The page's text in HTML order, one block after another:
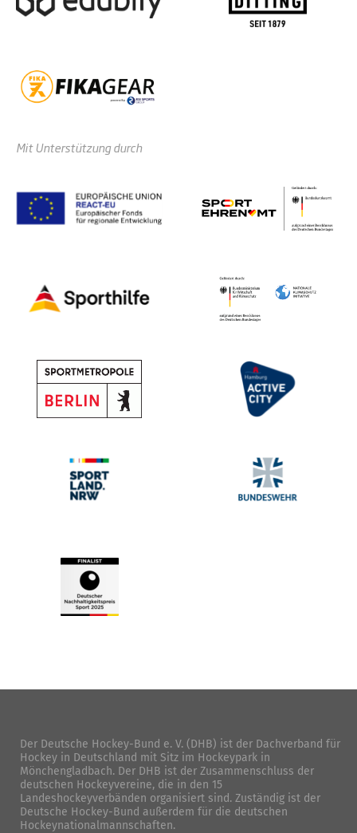
Mit Unterstützung durch
Der Deutsche Hockey-Bund e. V. (DHB) ist der Dachverband für
Hockey in Deutschland mit Sitz im Hockeypark in
Mönchengladbach. Der DHB ist der Zusammenschluss der
deutschen Hockeyvereine, die in den 15
Landeshockeyverbänden organisiert sind. Zuständig ist der
Deutsche Hockey-Bund außerdem für die deutschen
Hockeynationalmannschaften.